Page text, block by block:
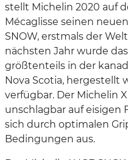
stellt Michelin 2020 auf
Mécaglisse seinen
SNOW, erstmals der
nächsten Jahr wurde
größtenteils in der
Nova Scotia, hergestellt
verfügbar. Der Michelin
unschlagbar auf eisigen
sich durch optimalen
Bedingungen aus.